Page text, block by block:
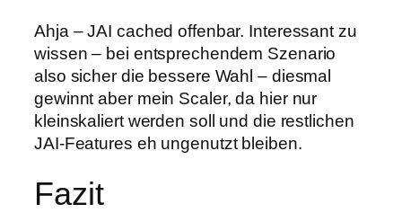
Ahja – JAI cached offenbar. Interessant zu
wissen – bei entsprechendem Szenario
also sicher die bessere Wahl – diesmal
gewinnt aber mein Scaler, da hier nur
kleinskaliert werden soll und die restlichen
JAI-Features eh ungenutzt bleiben.
Fazit